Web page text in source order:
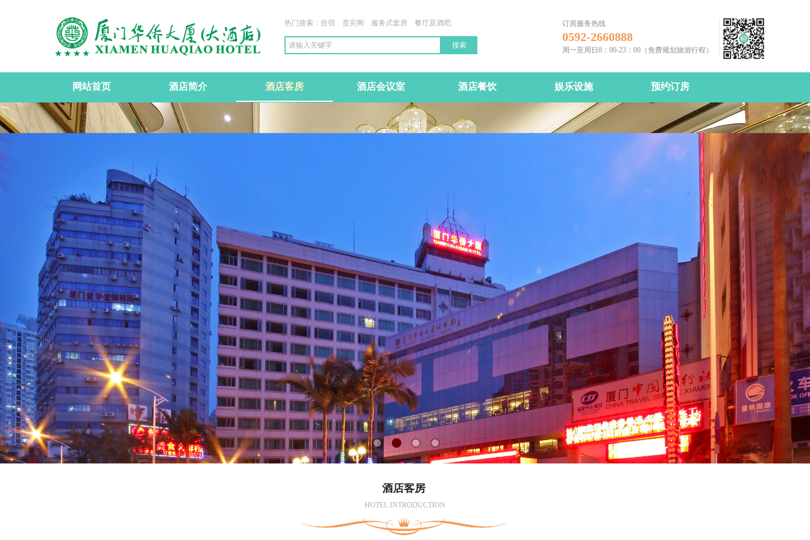
订房服务热线
0592-2660888
周一至周日8：00-23：00（免费规划旅游行程）
搜索
热门搜索：住宿 贵宾阁 服务式套房 餐厅及酒吧
网站首页 酒店简介 酒店客房 酒店会议室 酒店餐饮 娱乐设施 预约订房
HOTEL INTRODUCTION
酒店客房